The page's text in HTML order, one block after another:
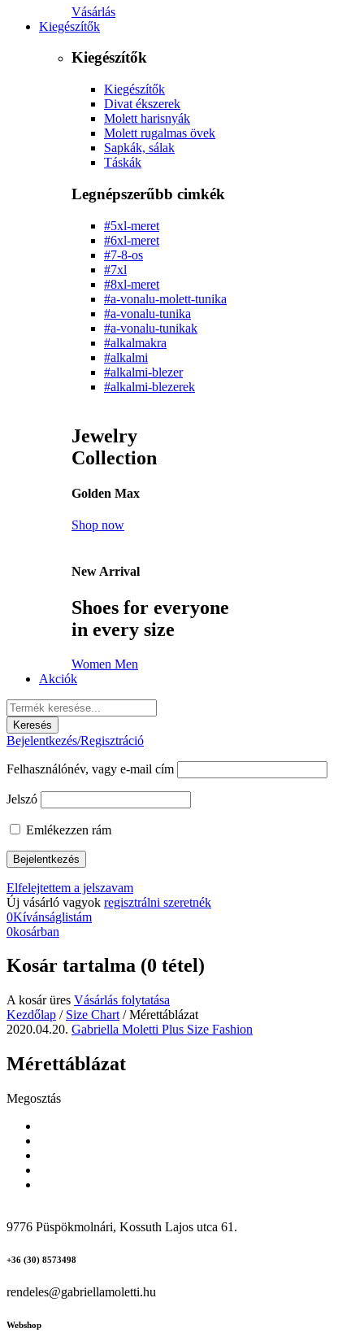
Vásárlás
Kiegészítők
Kiegészítők
Kiegészítők
Divat ékszerek
Molett harisnyák
Molett rugalmas övek
Sapkák, sálak
Táskák
Legnépszerűbb cimkék
#5xl-meret
#6xl-meret
#7-8-os
#7xl
#8xl-meret
#a-vonalu-molett-tunika
#a-vonalu-tunika
#a-vonalu-tunikak
#alkalmakra
#alkalmi
#alkalmi-blezer
#alkalmi-blezerek
Jewelry
Collection
Golden Max
Shop now
New Arrival
Shoes for everyone
in every size
Women Men
Akciók
Bejelentkezés/Regisztráció
Felhasználónév, vagy e-mail cím
Jelszó
Emlékezzen rám
Elfelejtettem a jelszavam
Új vásárló vagyok regisztrálni szeretnék
0Kívánságlistám
0kosárban
Kosár tartalma (0 tétel)
A kosár üres Vásárlás folytatása
Kezdőlap / Size Chart / Mérettáblázat
2020.04.20. Gabriella Moletti Plus Size Fashion
Mérettáblázat
Megosztás
9776 Püspökmolnári, Kossuth Lajos utca 61.
+36 (30) 8573498
rendeles@gabriellamoletti.hu
Webshop